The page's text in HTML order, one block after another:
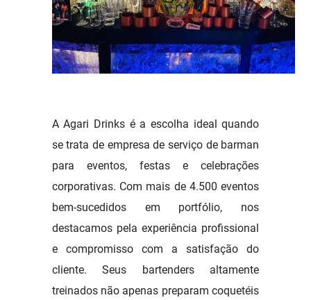
A Agari Drinks é a escolha ideal quando
se trata de empresa de serviço de barman
para eventos, festas e celebrações
corporativas. Com mais de 4.500 eventos
bem-sucedidos em portfólio, nos
destacamos pela experiência profissional
e compromisso com a satisfação do
cliente. Seus bartenders altamente
treinados não apenas preparam coquetéis